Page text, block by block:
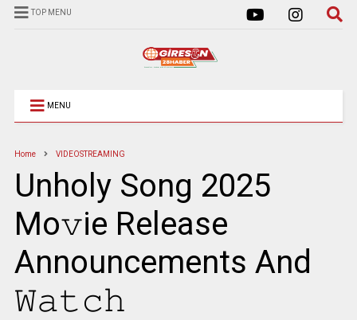
TOP MENU
MENU
Home VIDEOSTREAMING
Unholy Song 2025
Mo𝚟ie Release
Announcements And
𝚆𝚊𝚝𝚌𝚑